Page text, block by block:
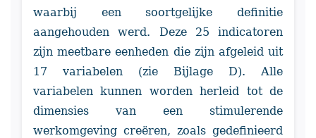
waarbij een soortgelijke definitie
aangehouden werd. Deze 25 indicatoren
zijn meetbare eenheden die zijn afgeleid uit
17 variabelen (zie Bijlage D). Alle
variabelen kunnen worden herleid tot de
dimensies van een stimulerende
werkomgeving creëren, zoals gedefinieerd